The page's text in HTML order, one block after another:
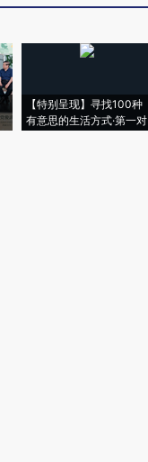
【特别呈现】寻找100种
有意思的生活方式·第一对